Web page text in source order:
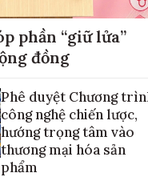
phần “giữ lửa”
đồng
Phê duyệt Chương
công nghệ chiến lược,
hướng trọng tâm vào
thương mại hóa sản
phẩm